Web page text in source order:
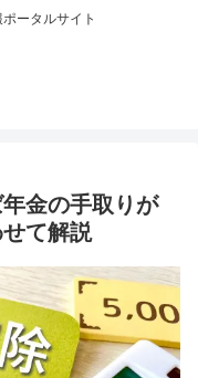
ータルサイト
金の手取りが
て解説